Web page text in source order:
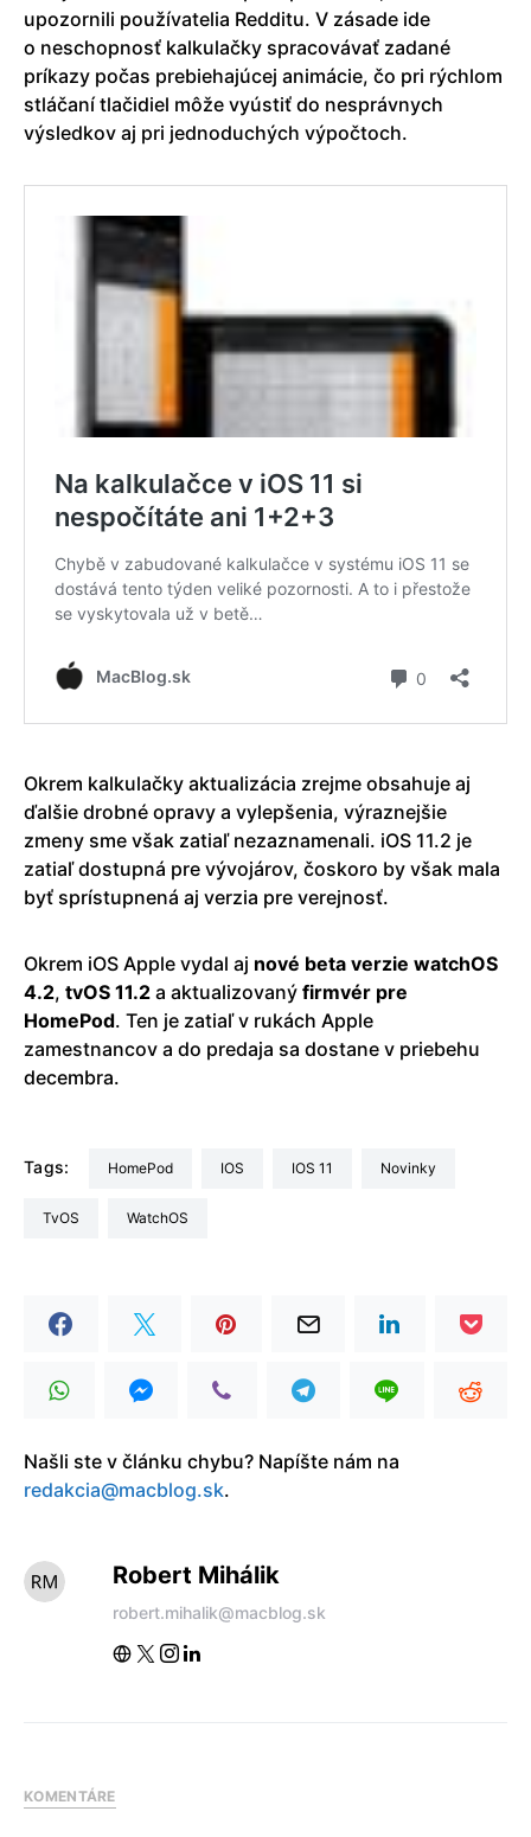
upozornili používatelia Redditu. V zásade ide
o neschopnosť kalkulačky spracovávať zadané
príkazy počas prebiehajúcej animácie, čo pri rýchlom
stláčaní tlačidiel môže vyústiť do nesprávnych
výsledkov aj pri jednoduchých výpočtoch.
Okrem kalkulačky aktualizácia zrejme obsahuje aj
ďalšie drobné opravy a vylepšenia, výraznejšie
zmeny sme však zatiaľ nezaznamenali. iOS 11.2 je
zatiaľ dostupná pre vývojárov, čoskoro by však mala
byť sprístupnená aj verzia pre verejnosť.
Okrem iOS Apple vydal aj nové beta verzie watchOS
4.2, tvOS 11.2 a aktualizovaný firmvér pre
HomePod. Ten je zatiaľ v rukách Apple
zamestnancov a do predaja sa dostane v priebehu
decembra.
Tags: HomePod iOS iOS 11 Novinky
tvOS watchOS
Našli ste v článku chybu? Napíšte nám na
redakcia@macblog.sk.
Robert Mihálik
robert.mihalik@macblog.sk
KOMENTÁRE